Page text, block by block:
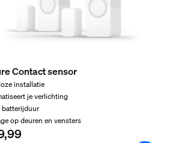
Contact sensor
installatie
je verlichting
batterijduur
op deuren en vensters